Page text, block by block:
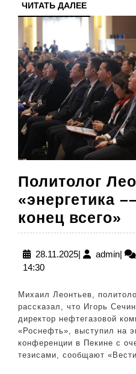
ЧИТАТЬ ДАЛЕЕЧИТАТЬ
ДАЛЕЕ
Политолог
«энергетика
конец всего»
и
28.11.202528.11.2025
| admin|
14:30
Михаил Леонтьев,
рассказал, что Игорь
директор нефтегазовой
«Роснефть», выступил на
конференции в Пекине с
тезисами, сообщают